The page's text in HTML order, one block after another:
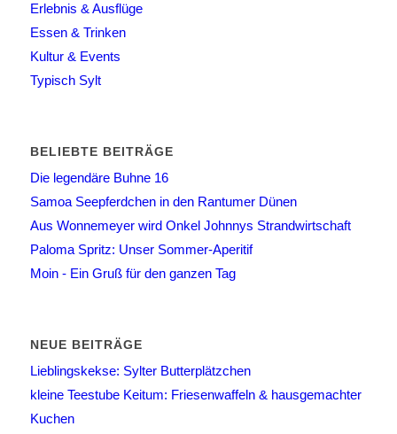
Erlebnis & Ausflüge
Essen & Trinken
Kultur & Events
Typisch Sylt
BELIEBTE BEITRÄGE
Die legendäre Buhne 16
Samoa Seepferdchen in den Rantumer Dünen
Aus Wonnemeyer wird Onkel Johnnys Strandwirtschaft
Paloma Spritz: Unser Sommer-Aperitif
Moin - Ein Gruß für den ganzen Tag
NEUE BEITRÄGE
Lieblingskekse: Sylter Butterplätzchen
kleine Teestube Keitum: Friesenwaffeln & hausgemachter
Kuchen